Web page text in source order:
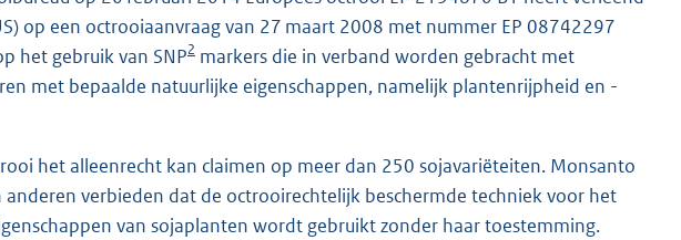
K
b
op een octrooiaanvraag van 27 maart 2008 met nummer EP 08742297
het gebruik van SNP2 markers die in verband worden gebracht met
met bepaalde natuurlijke eigenschappen, namelijk plantenrijpheid en -
het alleenrecht kan claimen op meer dan 250 sojavariëteiten. Monsanto
verbieden dat de octrooirechtelijk beschermde techniek voor het
van sojaplanten wordt gebruikt zonder haar toestemming.